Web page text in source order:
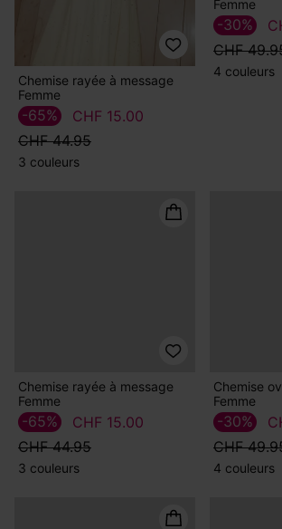
Chemise rayée à message
Femme
CHF 15.00
CHF 44.95
-65%
3 couleurs
Chemise
Chemise rayée à message
Chemise